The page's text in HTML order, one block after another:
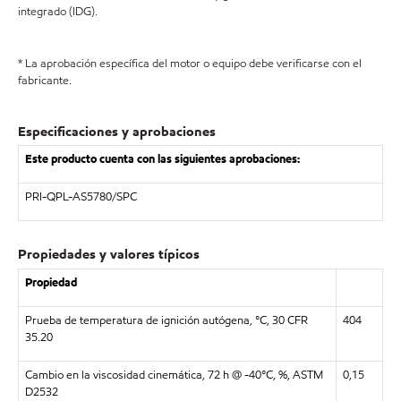
integrado (IDG).
* La aprobación específica del motor o equipo debe verificarse con el
fabricante.
Especificaciones y aprobaciones
Este producto cuenta con las siguientes aprobaciones:
PRI-QPL-AS5780/SPC
Propiedades y valores típicos
Propiedad
Prueba de temperatura de ignición autógena, °C, 30 CFR
35.20
404
Cambio en la viscosidad cinemática, 72 h @ -40°C, %, ASTM
D2532
0,15